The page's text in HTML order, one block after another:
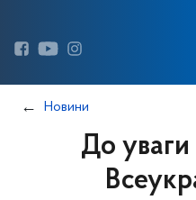
Новини
До уваги